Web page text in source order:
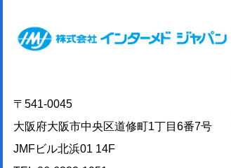
〒541-0045
大阪府大阪市中央区道修町1丁目6番7号
JMFビル北浜01 14F